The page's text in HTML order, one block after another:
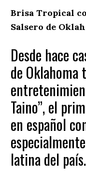
Brisa Tropical
Salsero de
Desde hace
de Oklahoma
Taino”, el
en español
latina del país.